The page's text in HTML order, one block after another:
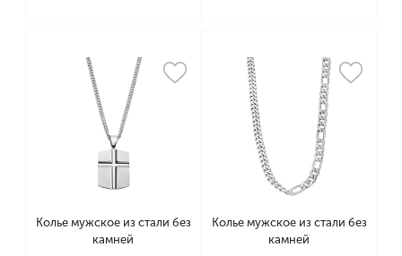
Колье мужское из стали без
камней
Колье мужское из стали без
камней